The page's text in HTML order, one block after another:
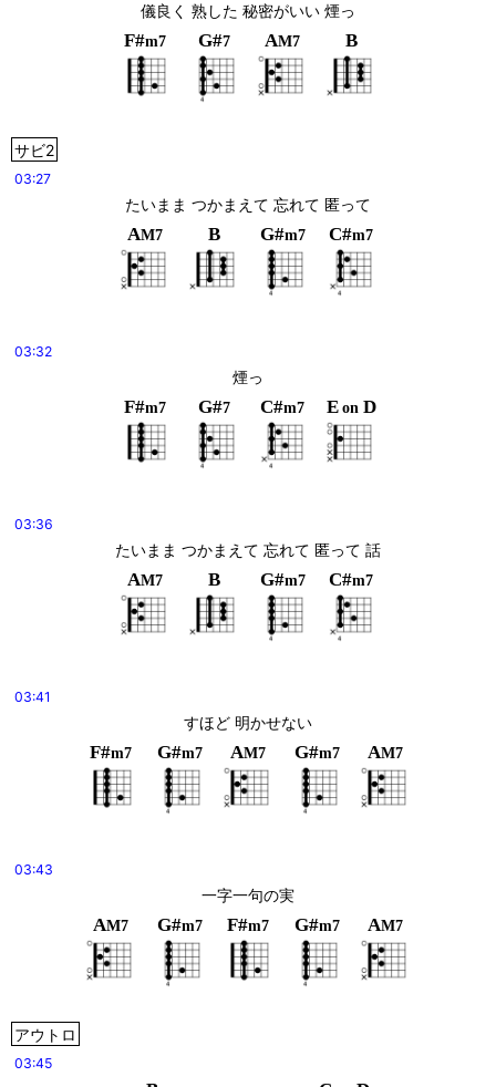
儀良く 熟した 秘密がいい 煙っ
F#m7 G#7 AM7 B
サビ2
03:27
たいまま つかまえて 忘れて 匿って
AM7 B G#m7 C#m7
03:32
煙っ
F#m7 G#7 C#m7 E on D
03:36
たいまま つかまえて 忘れて 匿って 話
AM7 B G#m7 C#m7
03:41
すほど 明かせない
F#m7 G#m7 AM7 G#m7 AM7
03:43
一字一句の実
AM7 G#m7 F#m7 G#m7 AM7
アウトロ
03:45